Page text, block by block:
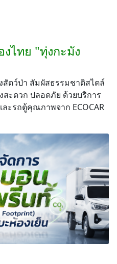
งไทย "ทุ่งกะมัง
ตว์ป่า สัมผัสธรรมชาติสไตล์
สะดวก ปลอดภัย ด้วยบริการ
ะรถตู้คุณภาพจาก ECOCAR